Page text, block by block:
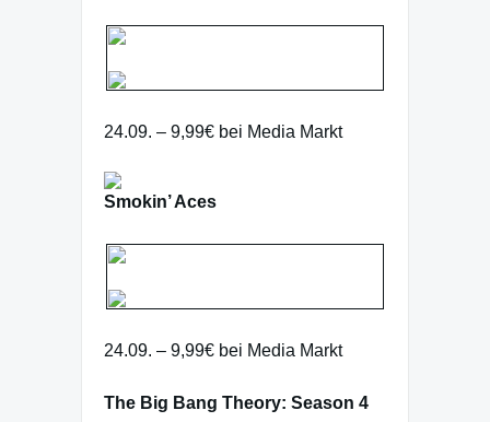
24.09. – 9,99€ bei Media Markt
Smokin’ Aces
24.09. – 9,99€ bei Media Markt
The Big Bang Theory: Season 4